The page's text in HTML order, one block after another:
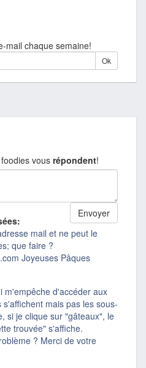
mail chaque semaine!
vous répondent!
mail et ne peut le
que faire ?
Joyeuses Pâques
m'empêche d'accéder aux
mais pas les sous-
si je clique sur "gâteaux", le
trouvée" s'affiche.
? Merci de votre